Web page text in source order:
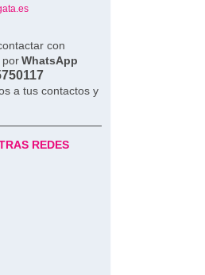
con
porWhatsApp
a tus contactos y
REDES